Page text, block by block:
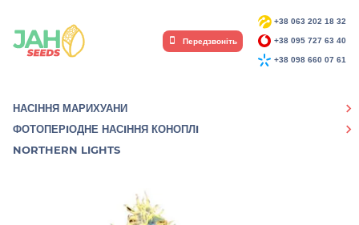
+38 063 202 18 32
+38 095 727 63 40
+38 098 660 07 61
Передзвоніть
НАСІННЯ МАРИХУАНИ
ФОТОПЕРIОДНЕ НАСIННЯ КОНОПЛI
NORTHERN LIGHTS